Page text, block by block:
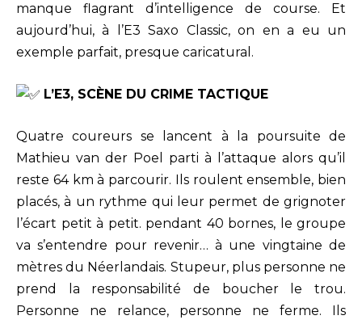
manque flagrant d’intelligence de course. Et
aujourd’hui, à l’E3 Saxo Classic, on en a eu un
exemple parfait, presque caricatural.
L’E3, SCÈNE DU CRIME TACTIQUE
Quatre coureurs se lancent à la poursuite de
Mathieu van der Poel parti à l’attaque alors qu’il
reste 64 km à parcourir. Ils roulent ensemble, bien
placés, à un rythme qui leur permet de grignoter
l’écart petit à petit. pendant 40 bornes, le groupe
va s’entendre pour revenir… à une vingtaine de
mètres du Néerlandais. Stupeur, plus personne ne
prend la responsabilité de boucher le trou.
Personne ne relance, personne ne ferme. Ils